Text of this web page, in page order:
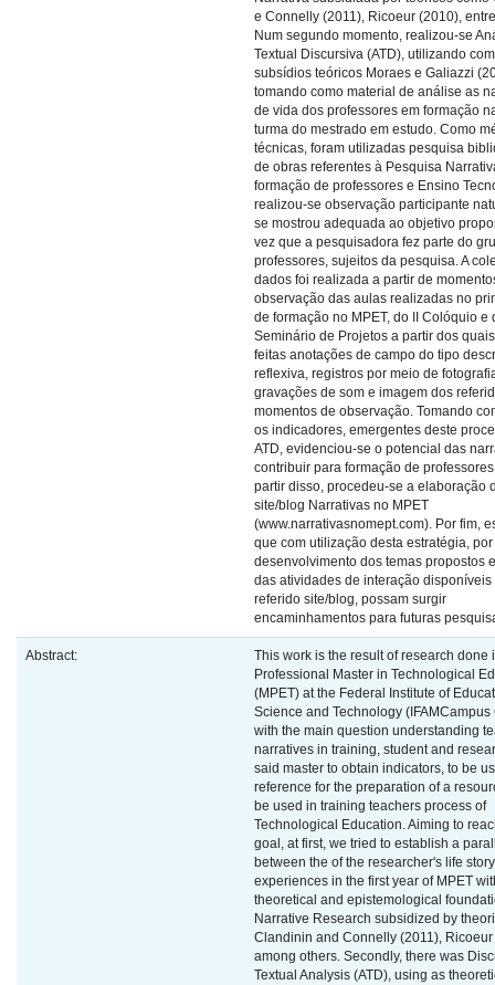
e Connelly (2011), Ricoeur (2010),
Num segundo momento, realizou-se
Textual Discursiva (ATD), utilizando
subsídios teóricos Moraes e Galiazzi
tomando como material de análise as
de vida dos professores em formação
turma do mestrado em estudo. Como
técnicas, foram utilizadas pesquisa
de obras referentes à Pesquisa
formação de professores e Ensino
realizou-se observação participante
se mostrou adequada ao objetivo
vez que a pesquisadora fez parte do
professores, sujeitos da pesquisa. A
dados foi realizada a partir de
observação das aulas realizadas no
de formação no MPET, do II Colóquio e
Seminário de Projetos a partir dos
feitas anotações de campo do tipo
reflexiva, registros por meio de
gravações de som e imagem dos
momentos de observação. Tomando
os indicadores, emergentes deste
ATD, evidenciou-se o potencial das
contribuir para formação de
partir disso, procedeu-se a elaboração
site/blog Narrativas no MPET
(www.narrativasnomept.com). Por fim,
que com utilização desta estratégia,
desenvolvimento dos temas propostos
das atividades de interação disponíveis
referido site/blog, possam surgir
encaminhamentos para futuras
Abstract:
This work is the result of research done
Professional Master in Technological
(MPET) at the Federal Institute of
Science and Technology (IFAMCampus
with the main question understanding
narratives in training, student and
said master to obtain indicators, to be
reference for the preparation of a
be used in training teachers process of
Technological Education. Aiming to
goal, at first, we tried to establish a
between the of the researcher's life
experiences in the first year of MPET
theoretical and epistemological
Narrative Research subsidized by
Clandinin and Connelly (2011),
among others. Secondly, there was
Textual Analysis (ATD), using as